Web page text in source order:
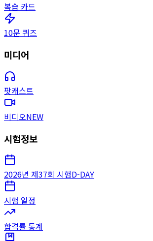
복습 카드
10문 퀴즈
미디어
팟캐스트
비디오NEW
시험정보
2026년 제37회 시험D-DAY
시험 일정
합격률 통계